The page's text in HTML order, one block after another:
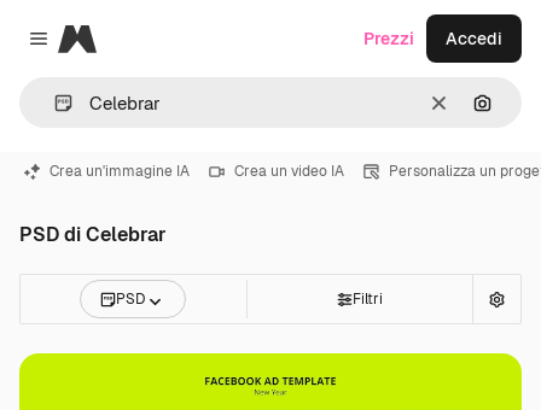
Close menu
Magnific
CancellaCerca
Prezzi Accedi
Crea un'immagine IA Crea un video IA Personalizza un
PSD di Celebrar
PSD Filtri